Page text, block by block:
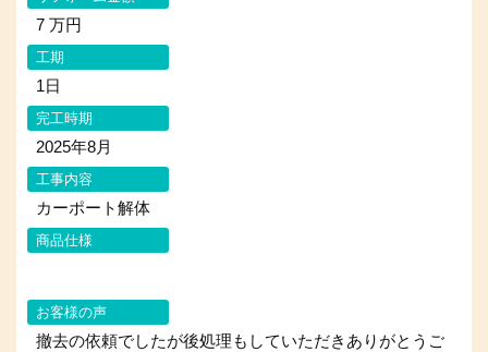
7 万円
工期
1日
完工時期
2025年8月
工事内容
カーポート解体
商品仕様
お客様の声
撤去の依頼でしたが後処理もしていただきありがとうご